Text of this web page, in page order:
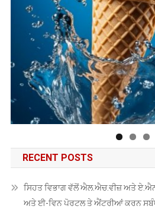
RECENT POSTS
ਸਿਹਤ ਵਿਭਾਗ ਵੱਲੋਂ ਐਲ.ਐਚ.ਵੀਜ਼ ਅਤੇ
ਅਤੇ ਈ-ਵਿਨ ਪੋਰਟਲ ਤੇ ਐਂਟਰੀਆਂ ਕਰਨ